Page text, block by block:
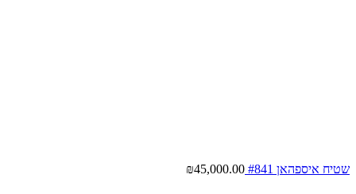
שטיח איספהאן #841 ₪45,000.00